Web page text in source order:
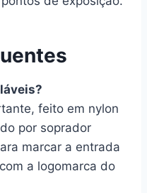
feito em nylon
por soprador
marcar a entrada
a logomarca do